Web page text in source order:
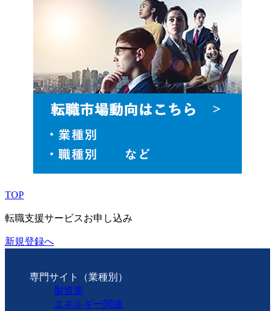
閉じる
TOP
転職支援サービスお申し込み
新規登録へ
専門サイト（業種別）
製造業
エネルギー関連